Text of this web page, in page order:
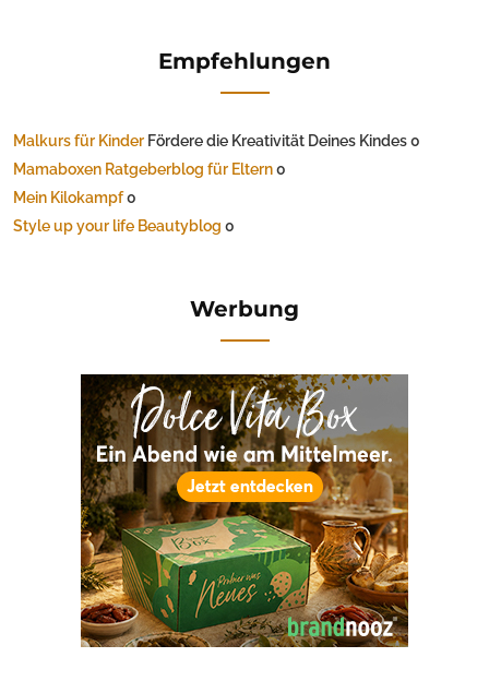
Empfehlungen
Malkurs für Kinder Fördere die Kreativität Deines Kindes 0
Mamaboxen Ratgeberblog für Eltern0
Mein Kilokampf0
Style up your life Beautyblog 0
Werbung